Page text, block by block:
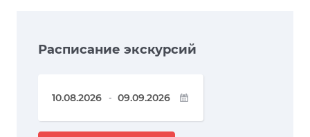
Расписание экскурсий
-